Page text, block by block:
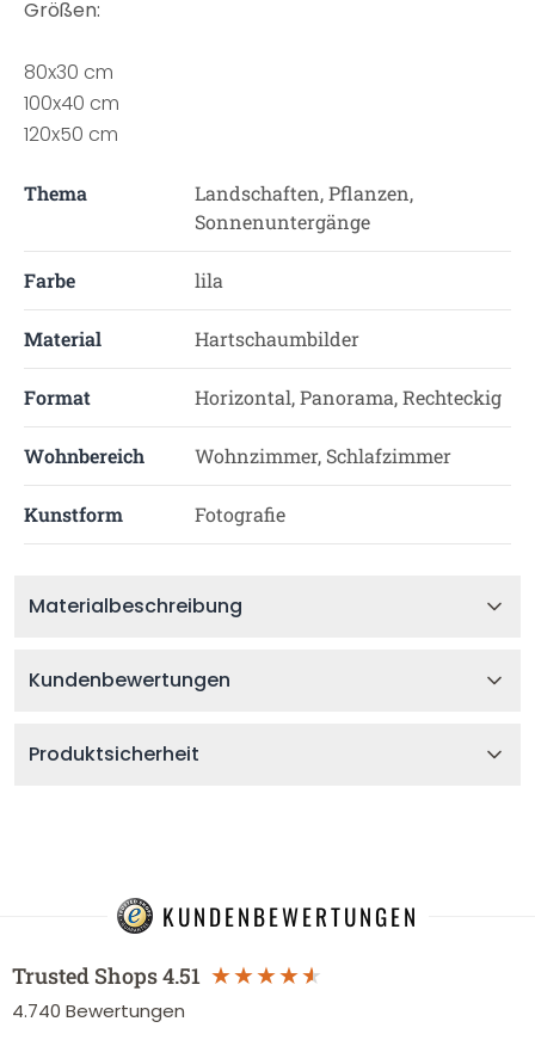
Größen:
80x30 cm
100x40 cm
120x50 cm
Thema
Landschaften, Pflanzen,
Sonnenuntergänge
Farbe lila
Material Hartschaumbilder
Format Horizontal, Panorama, Rechteckig
Wohnbereich Wohnzimmer, Schlafzimmer
Kunstform Fotografie
Materialbeschreibung
Kundenbewertungen
Produktsicherheit
KUNDENBEWERTUNGEN
Trusted Shops4.51
4.740 Bewertungen